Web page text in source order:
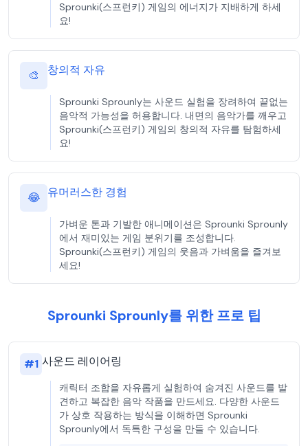
Sprounki(스프런키) 게임의 에너지가 지배하게 하세
요!
🎨 창의적 자유
Sprounki Sprounly는 사운드 실험을 장려하여 끝없는
음악적 가능성을 허용합니다. 내면의 음악가를 깨우고
Sprounki(스프런키) 게임의 창의적 자유를 탐험하세
요!
😂 유머러스한 경험
가벼운 톤과 기발한 애니메이션은 Sprounki Sprounly
에서 재미있는 게임 분위기를 조성합니다.
Sprounki(스프런키) 게임의 웃음과 가벼움을 즐겨보
세요!
Sprounki Sprounly를 위한 프로 팁
#1 사운드 레이어링
캐릭터 조합을 자유롭게 실험하여 숨겨진 사운드를 발
견하고 복잡한 음악 작품을 만드세요. 다양한 사운드
가 상호 작용하는 방식을 이해하면 Sprounki
Sprounly에서 독특한 구성을 만들 수 있습니다.